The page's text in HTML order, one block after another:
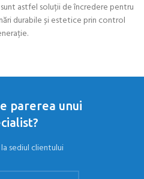
astfel soluții de încredere pentru
durabile și estetice prin control
parerea unui
sediul clientului